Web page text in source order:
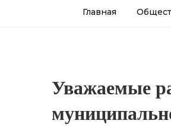
Главная
Уважаемые